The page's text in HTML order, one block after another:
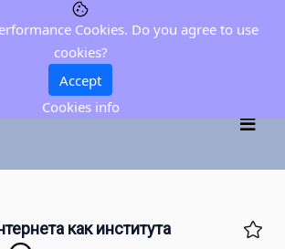
как института
Cookies. Do you agree to use
cookies?
Accept
Cookies info